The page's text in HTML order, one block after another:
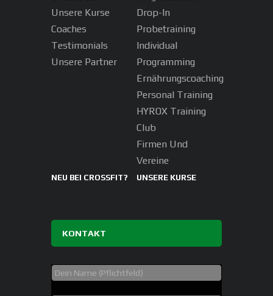
Unsere Kurse
Coaches
Testimonials
Unsere Partner
Drop-In
Probetraining
Individual
Programming
Ernährungscoaching
Personal Training
HYROX Training
Club
Firmen Und
Vereine
NEU BEI CROSSFIT? UNSERE KURSE
KONTAKT